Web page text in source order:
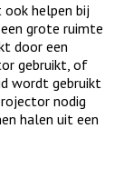
helpen bij
grote ruimte
door een
gebruikt, of
wordt gebruikt
nodig
halen uit een